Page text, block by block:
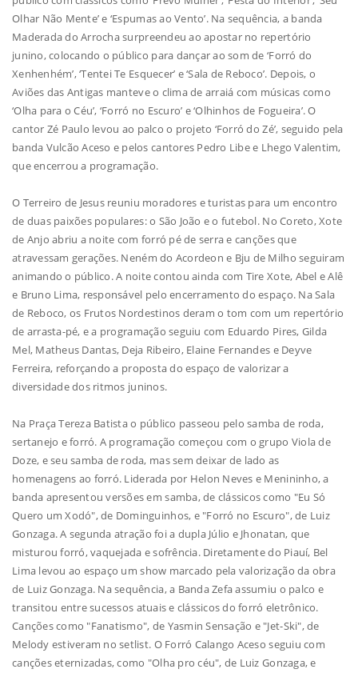
Olhar Não Mente’ e ‘Espumas ao Vento’. Na sequência, a banda
Maderada do Arrocha surpreendeu ao apostar no repertório
junino, colocando o público para dançar ao som de ‘Forró do
Xenhenhém’, ‘Tentei Te Esquecer’ e ‘Sala de Reboco’. Depois, o
Aviões das Antigas manteve o clima de arraiá com músicas como
‘Olha para o Céu’, ‘Forró no Escuro’ e ‘Olhinhos de Fogueira’. O
cantor Zé Paulo levou ao palco o projeto ‘Forró do Zé’, seguido pela
banda Vulcão Aceso e pelos cantores Pedro Libe e Lhego Valentim,
que encerrou a programação.
O Terreiro de Jesus reuniu moradores e turistas para um encontro
de duas paixões populares: o São João e o futebol. No Coreto, Xote
de Anjo abriu a noite com forró pé de serra e canções que
atravessam gerações. Neném do Acordeon e Bju de Milho seguiram
animando o público. A noite contou ainda com Tire Xote, Abel e Alê
e Bruno Lima, responsável pelo encerramento do espaço. Na Sala
de Reboco, os Frutos Nordestinos deram o tom com um repertório
de arrasta-pé, e a programação seguiu com Eduardo Pires, Gilda
Mel, Matheus Dantas, Deja Ribeiro, Elaine Fernandes e Deyve
Ferreira, reforçando a proposta do espaço de valorizar a
diversidade dos ritmos juninos.
Na Praça Tereza Batista o público passeou pelo samba de roda,
sertanejo e forró. A programação começou com o grupo Viola de
Doze, e seu samba de roda, mas sem deixar de lado as
homenagens ao forró. Liderada por Helon Neves e Menininho, a
banda apresentou versões em samba, de clássicos como "Eu Só
Quero um Xodó", de Dominguinhos, e "Forró no Escuro", de Luiz
Gonzaga. A segunda atração foi a dupla Júlio e Jhonatan, que
misturou forró, vaquejada e sofrência. Diretamente do Piauí, Bel
Lima levou ao espaço um show marcado pela valorização da obra
de Luiz Gonzaga. Na sequência, a Banda Zefa assumiu o palco e
transitou entre sucessos atuais e clássicos do forró eletrônico.
Canções como "Fanatismo", de Yasmin Sensação e "Jet-Ski", de
Melody estiveram no setlist. O Forró Calango Aceso seguiu com
canções eternizadas, como "Olha pro céu", de Luiz Gonzaga, e